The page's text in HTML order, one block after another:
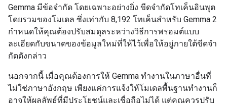
Gemma มีข้อจํากัด โดยเฉพาะอย่างยิ่ง ขีดจํากัดโทเค็นอินพุต
โดยรวมของโมเดล ซึ่งเท่ากับ 8,192 โทเค็นสําหรับ Gemma 2
กำหนดให้คุณต้องปรับสมดุลระหว่างวิธีการพรอมต์แบบ
ละเอียดกับขนาดของข้อมูลใหม่ที่ให้ไว้เพื่อให้อยู่ภายใต้ขีดจํา
กัดดังกล่าว
นอกจากนี้ เมื่อคุณต้องการให้ Gemma ทํางานในภาษาอื่นที่
ไม่ใช่ภาษาอังกฤษ เพียงแค่การแจ้งให้โมเดลพื้นฐานทํางานก็
อาจให้ผลลัพธ์ที่มีประโยชน์และเชื่อถือไม่ได้ แต่คุณควรปรับ